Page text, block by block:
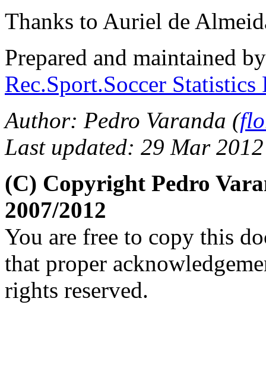
Thanks to Auriel de
Prepared and maintained
Rec.Sport.Soccer
Author: Pedro Varanda (
Last updated: 29 Mar 2012
(C) Copyright Pedro
2007/2012
You are free to copy this
that proper
rights reserved.